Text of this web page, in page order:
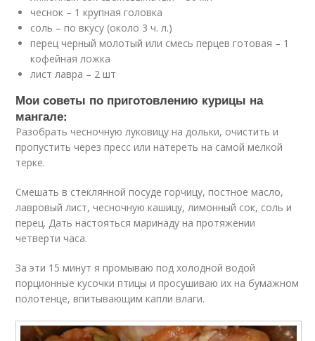
чеснок – 1 крупная головка
соль – по вкусу (около 3 ч. л.)
перец черный молотый или смесь перцев готовая – 1
кофейная ложка
лист лавра – 2 шт
Мои советы по приготовлению курицы на
мангале:
Разобрать чесночную луковицу на дольки, очистить и
пропустить через пресс или натереть на самой мелкой
терке.
Смешать в стеклянной посуде горчицу, постное масло,
лавровый лист, чесночную кашицу, лимонный сок, соль и
перец. Дать настояться маринаду на протяжении
четверти часа.
За эти 15 минут я промываю под холодной водой
порционные кусочки птицы и просушиваю их на бумажном
полотенце, впитывающим капли влаги.